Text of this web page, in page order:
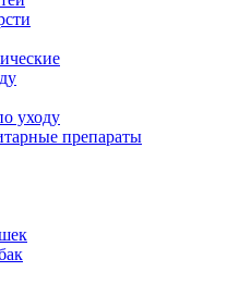
уходу
препараты